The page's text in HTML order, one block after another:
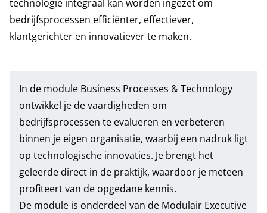
technologie integraal kan worden ingezet om
bedrijfsprocessen efficiënter, effectiever,
klantgerichter en innovatiever te maken.
In de module Business Processes & Technology
ontwikkel je de vaardigheden om
bedrijfsprocessen te evalueren en verbeteren
binnen je eigen organisatie, waarbij een nadruk ligt
op technologische innovaties. Je brengt het
geleerde direct in de praktijk, waardoor je meteen
profiteert van de opgedane kennis.
De module is onderdeel van de Modulair Executive